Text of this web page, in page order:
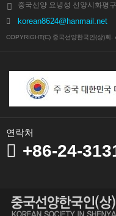
중국선양 요녕성 선양시화평
korean8624@hanmail.net
COPYRIGHT(C) 중국선양한국인(상)회.
연락처
+86-24-